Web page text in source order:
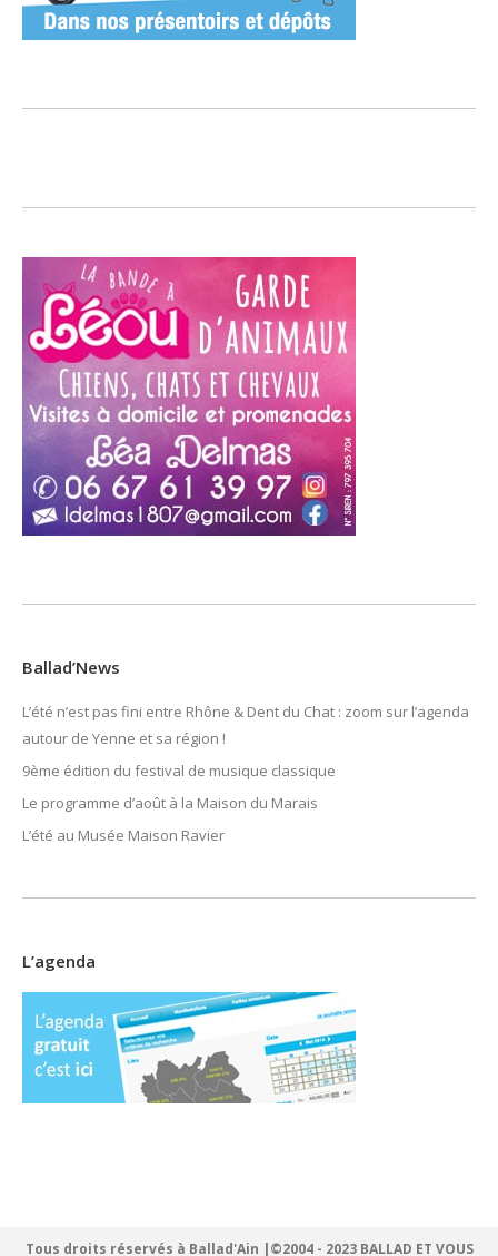
Ballad’News
L’été n’est pas fini entre Rhône & Dent du Chat : zoom sur l’agenda
autour de Yenne et sa région !
9ème édition du festival de musique classique
Le programme d’août à la Maison du Marais
L’été au Musée Maison Ravier
L’agenda
Tous droits réservés à Ballad'Ain |©2004 - 2023 BALLAD ET VOUS